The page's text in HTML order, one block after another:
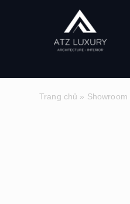
Trang chủ » Showroom